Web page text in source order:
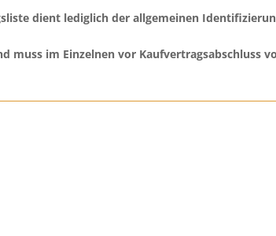
dient lediglich der allgemeinen
muss im Einzelnen vor